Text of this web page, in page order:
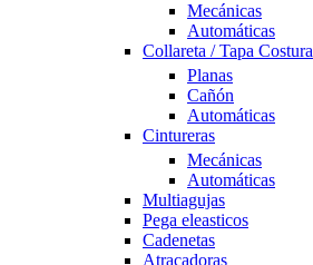
Mecánicas
Automáticas
Collareta / Tapa Costura
Planas
Cañón
Automáticas
Cintureras
Mecánicas
Automáticas
Multiagujas
Pega eleasticos
Cadenetas
Atracadoras